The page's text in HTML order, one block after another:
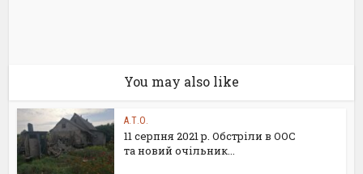
You may also like
А.Т.О.
11 серпня 2021 р. Обстріли в ООС
та новий очільник...